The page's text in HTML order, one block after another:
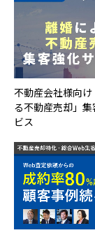
不動産会社様向け
る不動産売却」
ビス